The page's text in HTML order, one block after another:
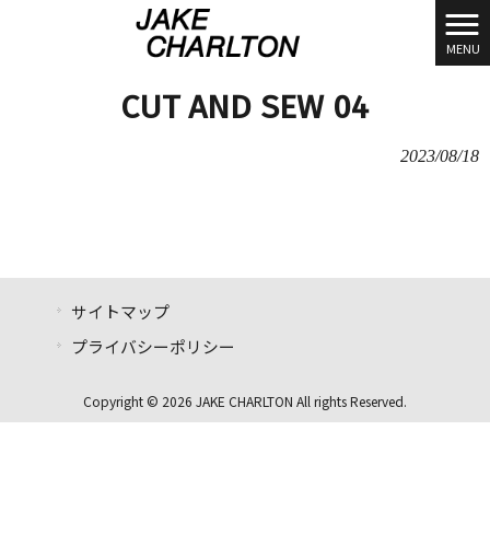
MENU
CUT AND SEW 04
2023/08/18
サイトマップ
プライバシーポリシー
Copyright © 2026 JAKE CHARLTON All rights Reserved.